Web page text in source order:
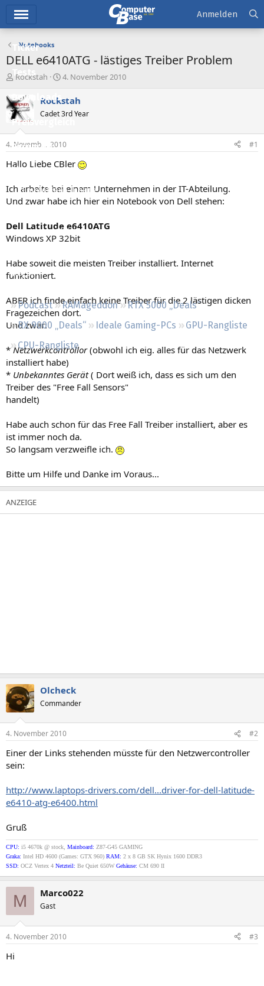
Ticker
Tests
Downloads
Preisvergleich
Forum
Aktuelles
Empfohlene Inhalte
Neueste Aktivitäten
Regeln
Podcast RAMageddon
RTX 5000 „Deals“
RX 9000 „Deals“
Ideale Gaming-PCs
GPU-Rangliste
CPU-Rangliste
Anmelden
Notebooks
DELL e6410ATG - lästiges Treiber Problem
E
s
t
e
l
e
r
Rockstah
E
s
e
l
t
a
4. November 2010
Rockstah
Cadet 3rd Year
4. November 2010 #1
Hallo Liebe CBler
Ich arbeite bei einem Unternehmen in der IT-Abteilung.
Und zwar habe ich hier ein Notebook von Dell stehen:
Dell Latitude e6410ATG
Windows XP 32bit
Habe soweit die meisten Treiber installiert. Internet
funktioniert.
ABER ich finde einfach keine Treiber für die 2 lästigen dicken
Fragezeichen dort.
Und zwar:
*Netzwerkcontrollor(obwohl ich eig. alles für das Netzwerk
installiert habe)
* Unbekanntes Gerät( Dort weiß ich, dass es sich um den
Treiber des "Free Fall Sensors"
handelt)
Habe auch schon für das Free Fall Treiber installiert, aber es
ist immer noch da.
So langsam verzweifle ich.
Bitte um Hilfe und Danke im Voraus...
Olcheck
Commander
4. November 2010 #2
Einer der Links stehenden müsste für den Netzwercontroller
sein:
http://www.laptops-drivers.com/dell...driver-for-dell-latitude-
e6410-atg-e6400.html
Gruß
CPU: i5 4670k @ stock, Mainboard: Z87-G45 GAMING
Graka: Intel HD 4600 (Games: GTX 960) RAM: 2 x 8 GB SK Hynix 1600 DDR3
SSD: OCZ Vertex 4 Netzteil: Be Quiet 650W Gehäuse: CM 690 II
M Marco022
Gast
4. November 2010 #3
Hi